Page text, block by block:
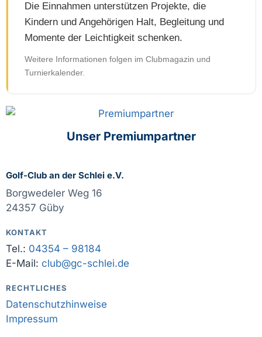
Die Einnahmen unterstützen Projekte, die
Kindern und Angehörigen Halt, Begleitung und
Momente der Leichtigkeit schenken.
Weitere Informationen folgen im Clubmagazin und
Turnierkalender.
Unser Premiumpartner
Golf-Club an der Schlei e.V.
Borgwedeler Weg 16
24357 Güby
KONTAKT
Tel.: 04354 – 98184
E-Mail: club@gc-schlei.de
RECHTLICHES
Datenschutzhinweise
Impressum